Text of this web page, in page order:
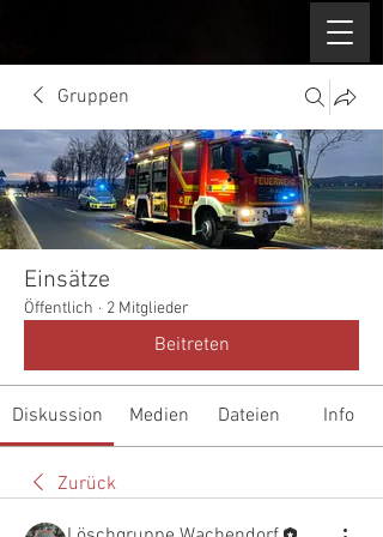
Gruppen
Einsätze
Öffentlich · 2 Mitglieder
Beitreten
Diskussion Medien Dateien Info
Zurück